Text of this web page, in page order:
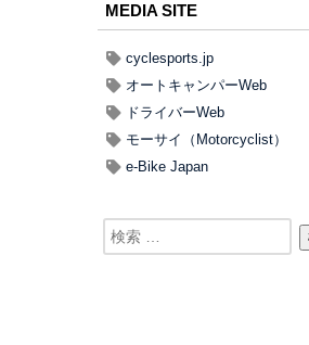
MEDIA SITE
cyclesports.jp
オートキャンパーWeb
ドライバーWeb
モーサイ（Motorcyclist）
e-Bike Japan